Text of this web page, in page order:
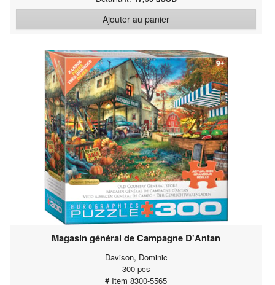
Ajouter au panier
Magasin général de Campagne D'Antan
Davison, Dominic
300 pcs
# Item 8300-5565